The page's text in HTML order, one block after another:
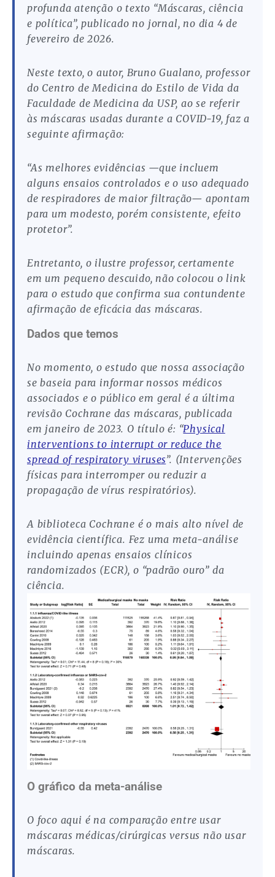
profunda atenção o texto “Máscaras, ciência
e política”, publicado no jornal, no dia 4 de
fevereiro de 2026.
Neste texto, o autor, Bruno Gualano, professor
do Centro de Medicina do Estilo de Vida da
Faculdade de Medicina da USP, ao se referir
às máscaras usadas durante a COVID-19, faz a
seguinte afirmação:
“As melhores evidências —que incluem
alguns ensaios controlados e o uso adequado
de respiradores de maior filtração— apontam
para um modesto, porém consistente, efeito
protetor”.
Entretanto, o ilustre professor, certamente
em um pequeno descuido, não colocou o link
para o estudo que confirma sua contundente
afirmação de eficácia das máscaras.
Dados que temos
No momento, o estudo que nossa associação
se baseia para informar nossos médicos
associados e o público em geral é a última
revisão Cochrane das máscaras, publicada
em janeiro de 2023. O título é: “Physical
interventions to interrupt or reduce the
spread of respiratory viruses”. (Intervenções
físicas para interromper ou reduzir a
propagação de vírus respiratórios).
A biblioteca Cochrane é o mais alto nível de
evidência científica. Fez uma meta-análise
incluindo apenas ensaios clínicos
randomizados (ECR), o “padrão ouro” da
ciência.
O gráfico da meta-análise
O foco aqui é na comparação entre usar
máscaras médicas/cirúrgicas versus não usar
máscaras.